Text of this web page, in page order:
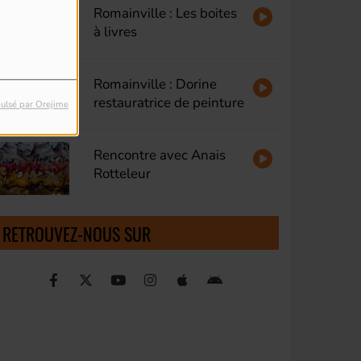
par Orejime
Romainville : Les boites
à livres
Romainville : Dorine
restauratrice de peinture
Rencontre avec Anais
Rotteleur
RETROUVEZ-NOUS SUR